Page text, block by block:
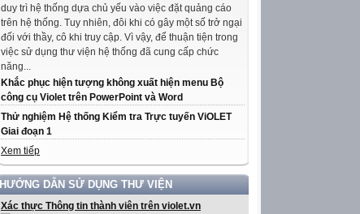
duy trì hệ thống dựa chủ yếu vào việc đặt quảng cáo
trên hệ thống. Tuy nhiên, đôi khi có gây một số trở ngại
đối với thầy, cô khi truy cập. Vì vậy, để thuận tiện trong
việc sử dụng thư viện hệ thống đã cung cấp chức
năng...
Khắc phục hiện tượng không xuất hiện menu Bộ
công cụ Violet trên PowerPoint và Word
Thử nghiệm Hệ thống Kiểm tra Trực tuyến ViOLET
Giai đoạn 1
Xem tiếp
HƯỚNG DẪN SỬ DỤNG THƯ VIỆN
Xác thực Thông tin thành viên trên violet.vn